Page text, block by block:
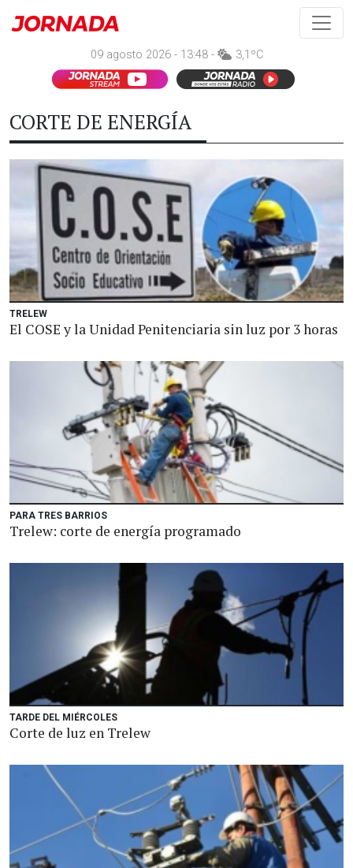
09 agosto 2026 - 13:48 - 3,1ºC
CORTE DE ENERGÍA
TRELEW
El COSE y la Unidad Penitenciaria sin luz por 3 horas
PARA TRES BARRIOS
Trelew: corte de energía programado
TARDE DEL MIÉRCOLES
Corte de luz en Trelew